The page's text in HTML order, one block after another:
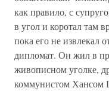
как правило, с
в угол и коротал там
пока его не извлекал
дипломат. Он жил в
живописном уголке,
коммунистом Хансом